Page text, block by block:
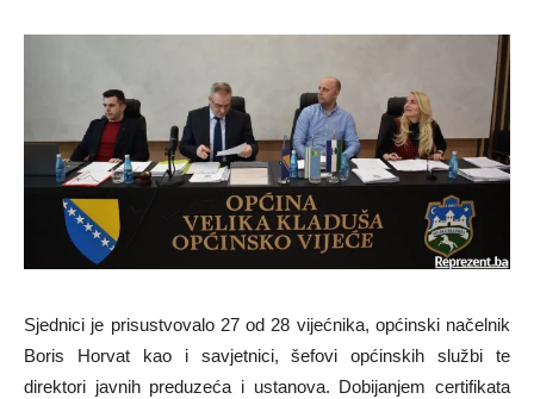
Sjednici je prisustvovalo 27 od 28 vijećnika, općinski načelnik
Boris Horvat kao i savjetnici, šefovi općinskih službi te
direktori javnih preduzeća i ustanova. Dobijanjem certifikata